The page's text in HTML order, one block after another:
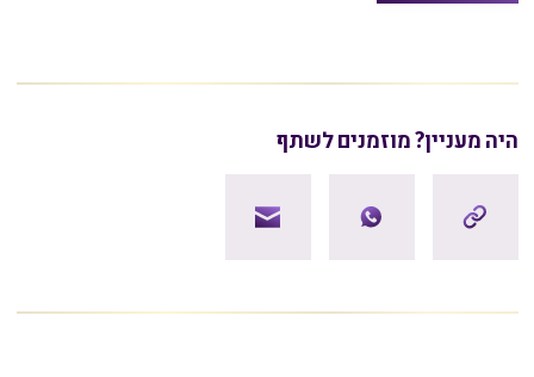
היה מעניין? מוזמנים לשתף